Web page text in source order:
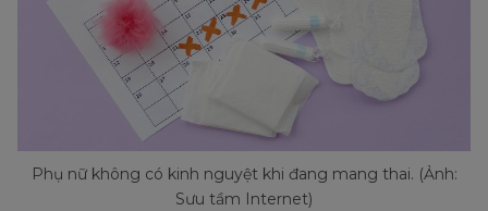
Phụ nữ không có kinh nguyệt khi đang mang thai. (Ảnh:
Sưu tầm Internet)